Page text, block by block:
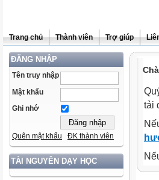
Trang chủ Thành viên Trợ giúp
ĐĂNG NHẬP
Tên truy nhập
Mật khẩu
Ghi nhớ
Quên mật khẩu ĐK thành viên
TÀI NGUYÊN DẠY HỌC
tải